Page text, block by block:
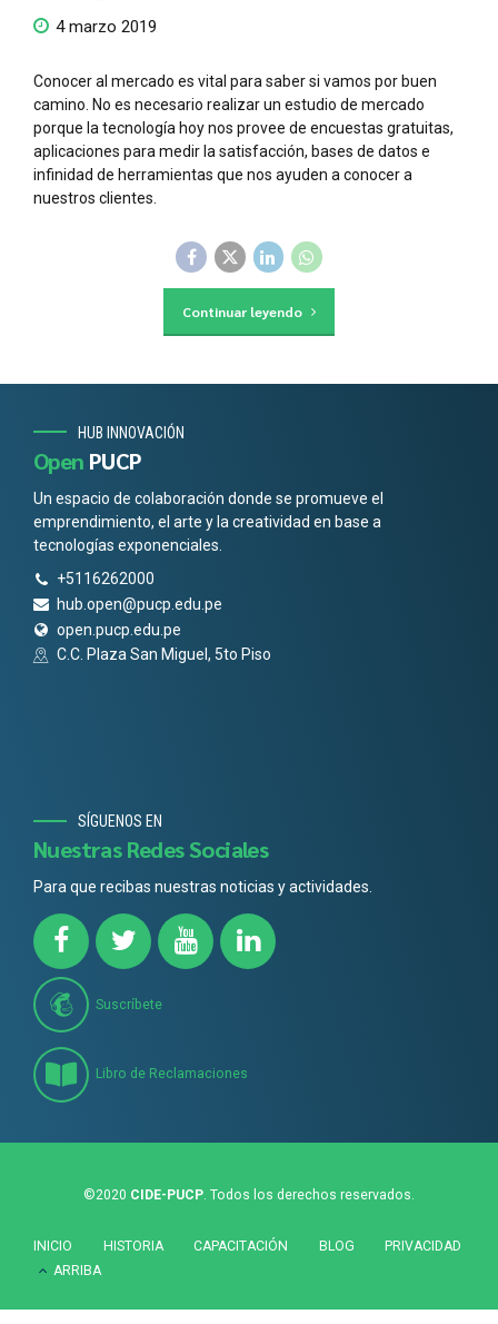
4 marzo 2019
Conocer al mercado es vital para saber si vamos por buen
camino. No es necesario realizar un estudio de mercado
porque la tecnología hoy nos provee de encuestas gratuitas,
aplicaciones para medir la satisfacción, bases de datos e
infinidad de herramientas que nos ayuden a conocer a
nuestros clientes.
Continuar leyendo
HUB INNOVACIÓN
Open PUCP
Un espacio de colaboración donde se promueve el
emprendimiento, el arte y la creatividad en base a
tecnologías exponenciales.
+5116262000
hub.open@pucp.edu.pe
open.pucp.edu.pe
C.C. Plaza San Miguel, 5to Piso
SÍGUENOS EN
Nuestras Redes Sociales
Para que recibas nuestras noticias y actividades.
Suscríbete
Libro de Reclamaciones
©2020 CIDE-PUCP. Todos los derechos reservados.
INICIO HISTORIA CAPACITACIÓN BLOG
PRIVACIDAD
ARRIBA